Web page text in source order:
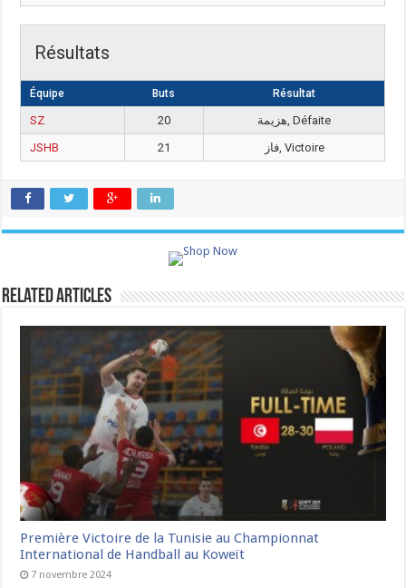
Résultats
Équipe Buts Résultat
SZ 20
هزيمة, Défaite
JSHB
21 فاز, Victoire
Related Articles
Première Victoire de la Tunisie au Championnat
International de Handball au Koweït
7 novembre 2024